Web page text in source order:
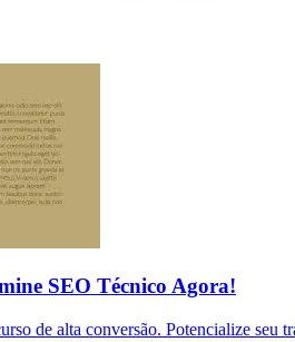
SEO Técnico Agora!
de alta conversão. Potencialize seu